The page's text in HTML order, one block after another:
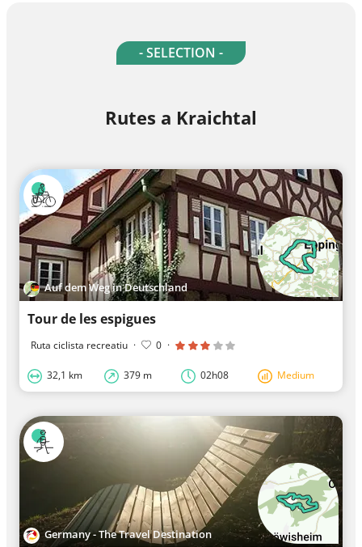
- SELECTION -
Rutes a Kraichtal
Auf dem Weg in Deutschland
Tour de les espigues
Ruta ciclista recreatiu · 0 ·
32,1 km 379 m 02h08 Medium
Germany - The Travel Destination